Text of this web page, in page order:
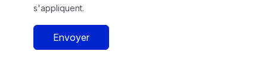
s'appliquent.
Envoyer